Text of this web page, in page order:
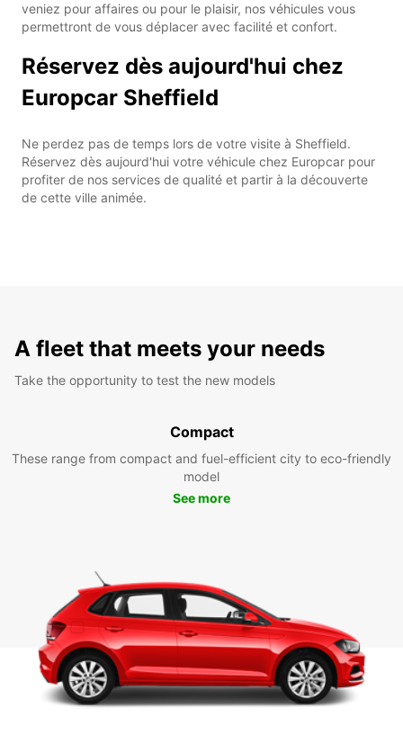
veniez pour affaires ou pour le plaisir, nos véhicules vous
permettront de vous déplacer avec facilité et confort.
Réservez dès aujourd'hui chez
Europcar Sheffield
Ne perdez pas de temps lors de votre visite à Sheffield.
Réservez dès aujourd'hui votre véhicule chez Europcar pour
profiter de nos services de qualité et partir à la découverte
de cette ville animée.
A fleet that meets your needs
Take the opportunity to test the new models
Compact
These range from compact and fuel-efficient city to eco-friendly
model
See more